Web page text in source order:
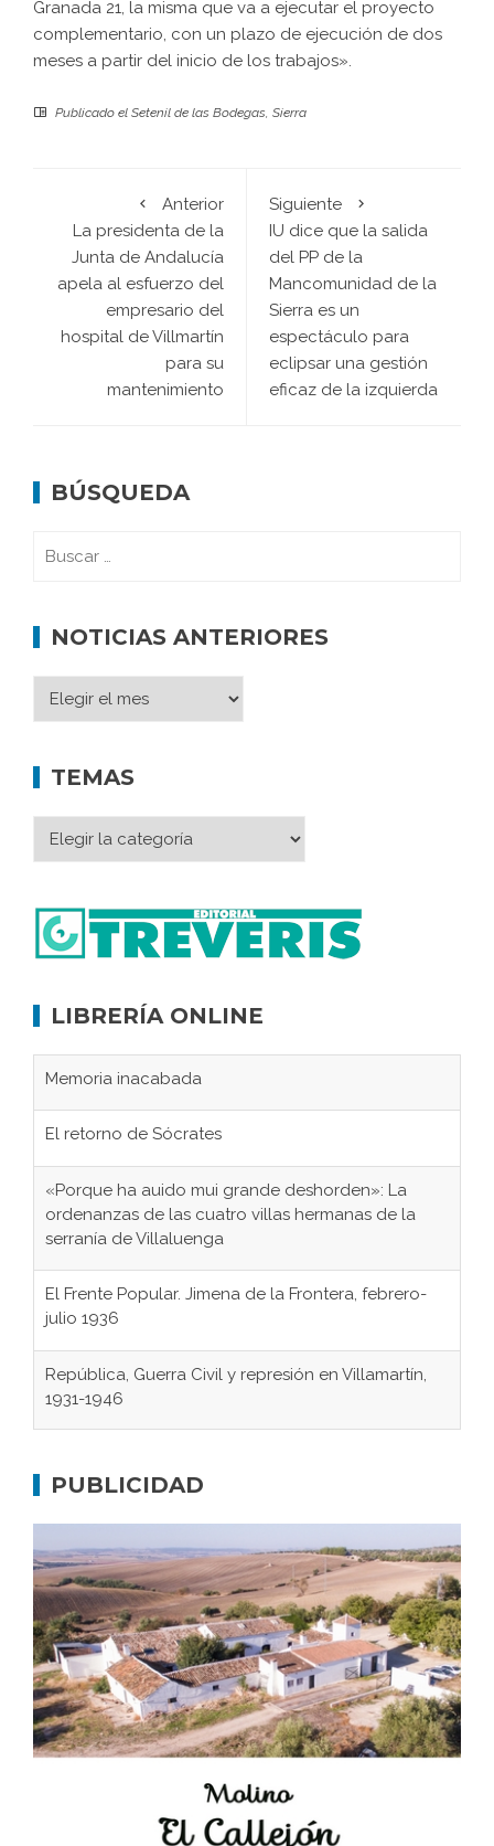
Granada 21, la misma que va a ejecutar el proyecto
complementario, con un plazo de ejecución de dos
meses a partir del inicio de los trabajos».
Publicado el Setenil de las Bodegas, Sierra
Anterior
La presidenta de la
Junta de Andalucía
apela al esfuerzo del
empresario del
hospital de Villmartín
para su
mantenimiento
Siguiente
IU dice que la salida
del PP de la
Mancomunidad de la
Sierra es un
espectáculo para
eclipsar una gestión
eficaz de la izquierda
BÚSQUEDA
NOTICIAS ANTERIORES
TEMAS
LIBRERÍA ONLINE
Memoria inacabada
El retorno de Sócrates
«Porque ha auido mui grande deshorden»: La
ordenanzas de las cuatro villas hermanas de la
serranía de Villaluenga
El Frente Popular. Jimena de la Frontera, febrero-
julio 1936
República, Guerra Civil y represión en Villamartín,
1931-1946
concentración nazis
Bornos
El Frente Popular. Ubrique, febrero-julio 1936
Juntar las letras. La alfabetización en el campo: del
afán de saber a la autogestión
Historia y vivencias del poblado de Los Hurones
PUBLICIDAD